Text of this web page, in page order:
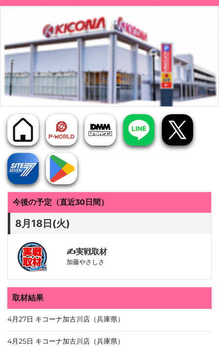
今後の予定（直近30日間）
8月18日(火)
✍️実戦取材
加藤やさしさ
取材結果
4月27日 キコーナ加古川店（兵庫県）
4月25日 キコーナ加古川店（兵庫県）